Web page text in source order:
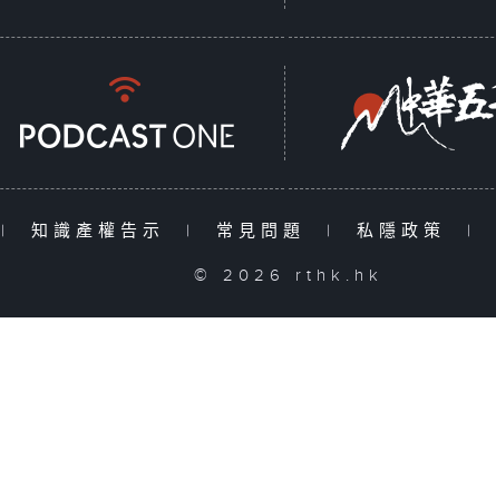
| 知識產權告示 | 常見問題 | 私隱政策 |
© 2026 rthk.hk